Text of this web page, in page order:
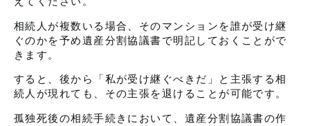
相続人が複数いる場合、そのマンションを誰が受け継
ぐのかを予め遺産分割協議書で明記しておくことがで
きます。
すると、後から「私が受け継ぐべきだ」と主張する相
続人が現れても、その主張を退けることが可能です。
孤独死後の相続手続きにおいて、遺産分割協議書の作